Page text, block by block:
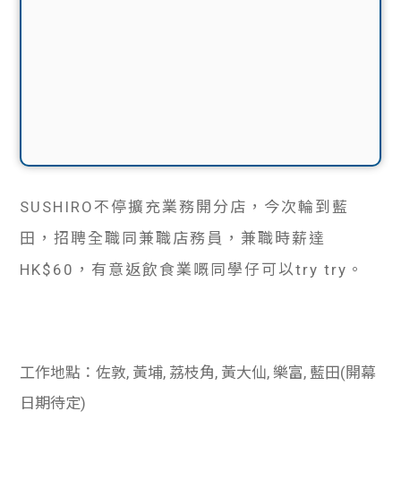
SUSHIRO不停擴充業務開分店，今次輪到藍
田，招聘全職同兼職店務員，兼職時薪達
HK$60，有意返飲食業嘅同學仔可以try try。
工作地點：佐敦, 黃埔, 荔枝角, 黃大仙, 樂富, 藍田(開幕
日期待定)